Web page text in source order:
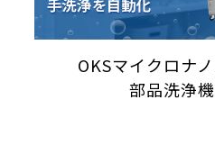
OKSマイクロナ
部品洗浄機